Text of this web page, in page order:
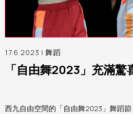
17.6.2023 | 舞蹈
「自由舞2023」充滿驚
西九自由空間的「自由舞2023」舞蹈